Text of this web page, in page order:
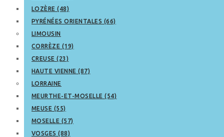
LOZÈRE (48)
PYRÉNÉES ORIENTALES (66)
LIMOUSIN
CORRÈZE (19)
CREUSE (23)
HAUTE VIENNE (87)
LORRAINE
MEURTHE-ET-MOSELLE (54)
MEUSE (55)
MOSELLE (57)
VOSGES (88)